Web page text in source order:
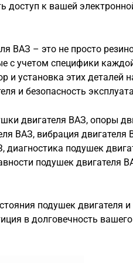
доступ к вашей
ВАЗ – это не просто
с учетом специфики
и установка этих деталей
и безопасность
двигателя ВАЗ, опоры
ВАЗ, вибрация двигателя
диагностика подушек
подушек двигателя
подушек двигателя
в долговечность